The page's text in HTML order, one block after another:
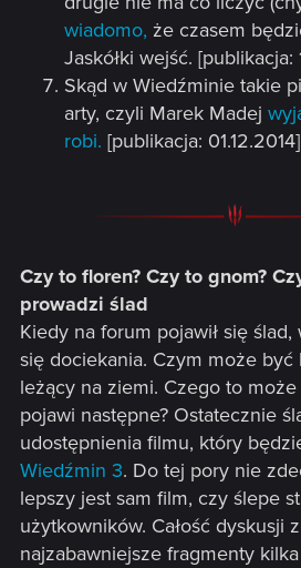
wiadomo, że czasem
Jaskółki wejść. [publikacja:
Skąd w Wiedźminie takie
arty, czyli Marek Madej
robi. [publikacja: 01.12.2014]
Czy to floren? Czy to gnom?
prowadzi ślad
Kiedy na forum pojawił się ślad,
się dociekania. Czym może
leżący na ziemi. Czego to
pojawi następne? Ostatecznie
udostępnienia filmu, który
Wiedźmin 3. Do tej pory nie
lepszy jest sam film, czy ślepe
użytkowników. Całość dyskusji
najzabawniejsze fragmenty